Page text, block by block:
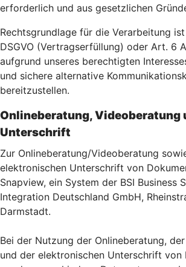
erforderlich und aus gesetzlichen
Rechtsgrundlage für die Verarbeitung
DSGVO (Vertragserfüllung) oder Art. 6
aufgrund unseres berechtigten
und sichere alternative
bereitzustellen.
Onlineberatung, Videoberatung
Unterschrift
Zur Onlineberatung/Videoberatung
elektronischen Unterschrift von
Snapview, ein System der BSI Business
Integration Deutschland GmbH,
Darmstadt.
Bei der Nutzung der Onlineberatung,
und der elektronischen Unterschrift von